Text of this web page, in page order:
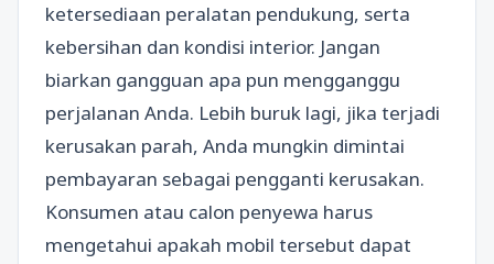
ketersediaan peralatan pendukung, serta
kebersihan dan kondisi interior. Jangan
biarkan gangguan apa pun mengganggu
perjalanan Anda. Lebih buruk lagi, jika terjadi
kerusakan parah, Anda mungkin dimintai
pembayaran sebagai pengganti kerusakan.
Konsumen atau calon penyewa harus
mengetahui apakah mobil tersebut dapat